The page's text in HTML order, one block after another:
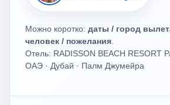
Можно коротко: даты / город
человек / пожелания
Отель: RADISSON BEACH RESORT
ОАЭ · Дубай · Палм Джумейра